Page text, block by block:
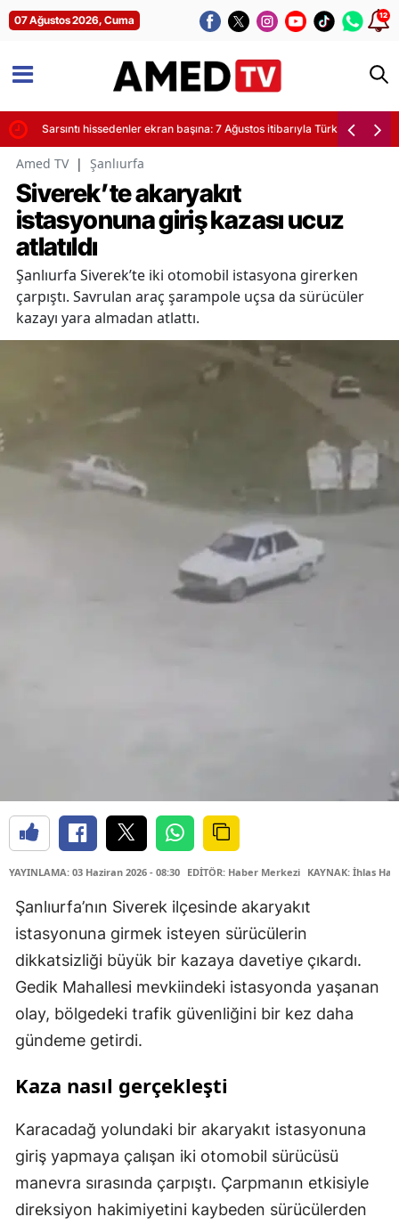
07 Ağustos 2026, Cuma 12
Sarsıntı hissedenler ekran başına: 7 Ağustos itibarıyla Türkiye'de son
Amed TV | Şanlıurfa
Siverek’te akaryakıt
istasyonuna giriş kazası ucuz
atlatıldı
Şanlıurfa Siverek’te iki otomobil istasyona girerken
çarpıştı. Savrulan araç şarampole uçsa da sürücüler
kazayı yara almadan atlattı.
YAYINLAMA: 03 Haziran 2026 - 08:30 EDİTÖR: Haber Merkezi KAYNAK: İhlas
Şanlıurfa’nın Siverek ilçesinde akaryakıt
istasyonuna girmek isteyen sürücülerin
dikkatsizliği büyük bir kazaya davetiye çıkardı.
Gedik Mahallesi mevkiindeki istasyonda yaşanan
olay, bölgedeki trafik güvenliğini bir kez daha
gündeme getirdi.
Kaza nasıl gerçekleşti
Karacadağ yolundaki bir akaryakıt istasyonuna
giriş yapmaya çalışan iki otomobil sürücüsü
manevra sırasında çarpıştı. Çarpmanın etkisiyle
direksiyon hakimiyetini kaybeden sürücülerden